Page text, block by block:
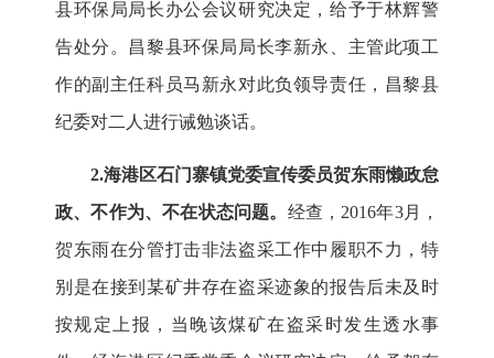
县环保局局长办公会议研究决定，给予于林辉警
告处分。昌黎县环保局局长李新永、 主管此项工
作的副主任科员马新永对此负领导责任，昌黎县
纪委对二人 进行诫勉谈话。
2.海港区石门寨镇党委宣传委员贺东雨懒政怠
政、不作为、不在状态问题。 经查，2016年3月，
贺东雨在分管打击非法盗采工作中履职不力， 特
别是在接到某矿井存在盗采迹象的报告后未及时
按规定上报，当晚该煤矿在盗采时发生透水事